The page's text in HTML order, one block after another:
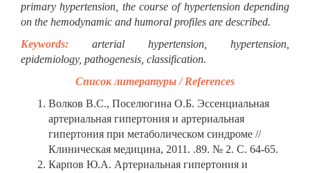
primary hypertension, the course of hypertension depending
on the hemodynamic and humoral profiles are described.
Keywords: arterial hypertension, hypertension,
epidemiology, pathogenesis, classification.
Список литературы / References
Волков В.С., Поселюгина О.Б. Эссенциальная
артериальная гипертония и артериальная
гипертония при метаболическом синдроме //
Клиническая медицина, 2011. .89. № 2. С. 64-65.
Карпов Ю.А. Артериальная гипертония и